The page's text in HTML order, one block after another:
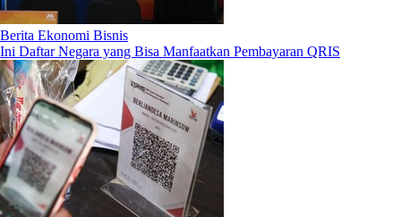
Berita Ekonomi Bisnis
Ini Daftar Negara yang Bisa Manfaatkan Pembayaran QRIS